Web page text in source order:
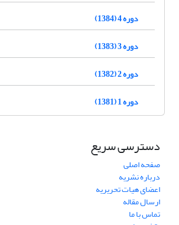
دوره 4 (1384)
دوره 3 (1383)
دوره 2 (1382)
دوره 1 (1381)
دسترسی سریع
صفحه اصلی
درباره نشریه
اعضای هیات تحریریه
ارسال مقاله
تماس با ما